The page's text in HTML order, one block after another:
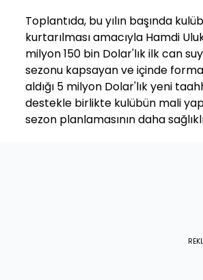
Toplantıda, bu yılın başında
kurtarılması amacıyla Hamdi
milyon 150 bin Dolar'lık ilk can
sezonu kapsayan ve içinde
aldığı 5 milyon Dolar'lık yeni
destekle birlikte kulübün mali
sezon planlamasının daha